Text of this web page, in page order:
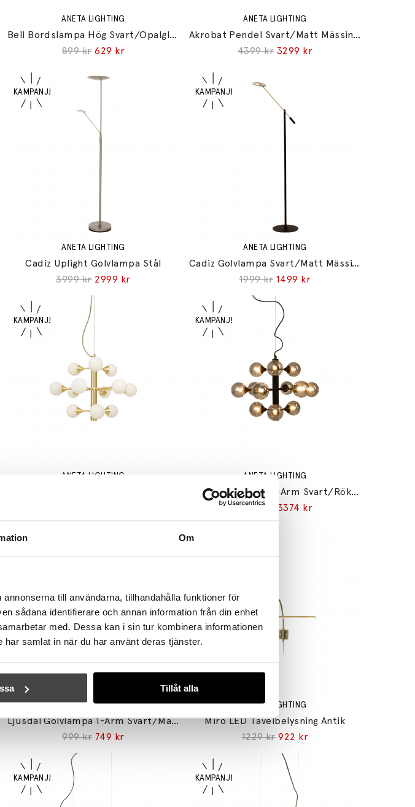
Om
till användarna, tillhandahålla funktioner för
sådana identifierare och annan information från din enhet
med. Dessa kan i sin tur kombinera informationen
samlat in när du har använt deras tjänster.
Tillåt alla
ANETA LIGHTING
Bell Bordslampa Hög Svart/Opalglas
899 kr 629 kr
ANETA LIGHTING
Akrobat Pendel Svart/Matt Mässing/Opalglas
4399 kr 3299 kr
ANETA LIGHTING
Cadiz Uplight Golvlampa Stål
3999 kr 2999 kr
ANETA LIGHTING
Cadiz Golvlampa Svart/Matt Mässing
1999 kr 1499 kr
ANETA LIGHTING ANETA LIGHTING
Cosmos Pendel 12-Arm Svart/Rökfärgad
4499 kr
3374 kr
ANETA LIGHTING
Ljusdal Golvlampa 1-Arm Svart/Matt Mässing
999 kr 749 kr
ANETA LIGHTING
Miro LED Tavelbelysning Antik
1229 kr 922 kr